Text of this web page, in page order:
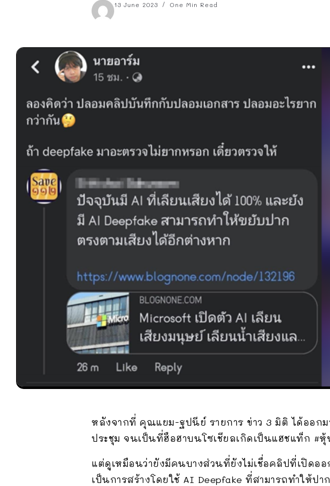
13 June 2023 One Min Read
หลังจากที่ คุณแยม-ฐปนีย์ รายการ ข่าว 3 มิติ ได้ออก
ประชุม จนเป็นที่ฮือฮาบนโซเชียลเกิดเป็นแฮชแท็ก #
แต่ดูเหมือนว่ายังมีคนบางส่วนที่ยังไม่เชื่อคลิปที่เปิดอ
เป็นการสร้างโดยใช้ AI Deepfake ที่สามารถทำให้ปา